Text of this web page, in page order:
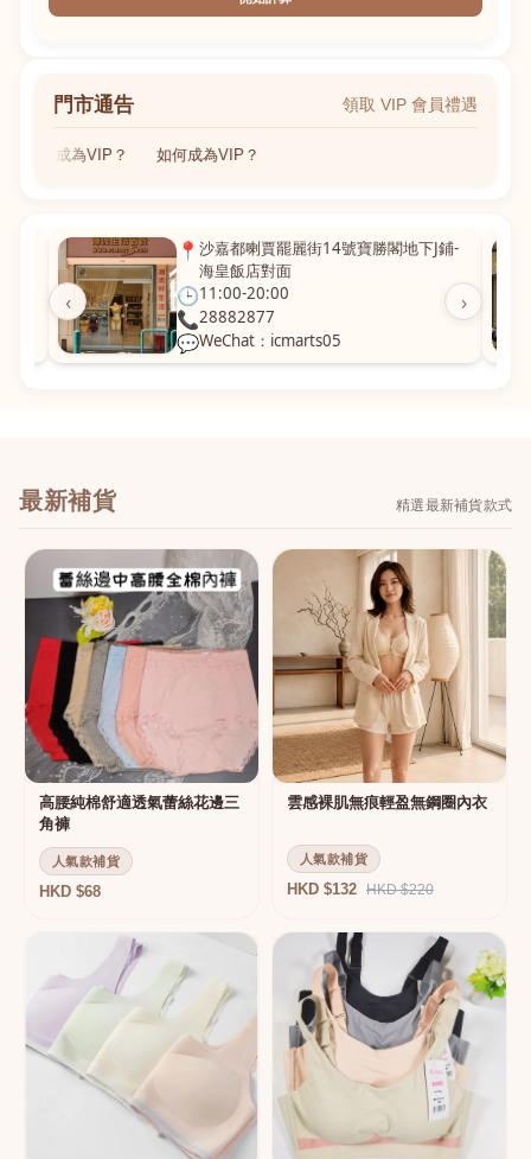
門市通告 領取 VIP 會員禮遇
如何成為VIP？ 如何成為VIP？
‹ ›
📍 沙嘉都喇賈罷麗街14號寶勝閣地下J鋪-
海皇飯店對面
🕒11:00-20:00
📞28882877
💬WeChat：icmarts05
最新補貨 精選最新補貨款式
高腰純棉舒適透氣蕾絲花邊三
角褲
人氣款補貨
HKD $68
雲感裸肌無痕輕盈無鋼圈內衣
人氣款補貨
HKD $132 HKD $220